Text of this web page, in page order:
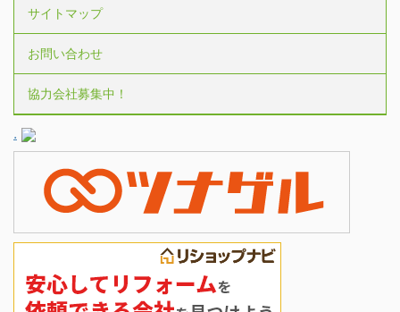
サイトマップ
お問い合わせ
協力会社募集中！
.